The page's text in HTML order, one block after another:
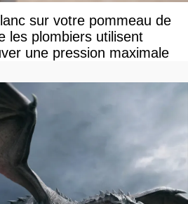
sur votre pommeau de
les plombiers utilisent
une pression maximale